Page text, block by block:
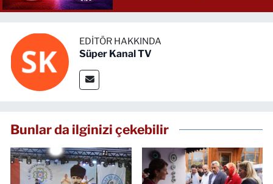
EDITÖR HAKKINDA
Süper Kanal TV
Bunlar da ilginizi çekebilir